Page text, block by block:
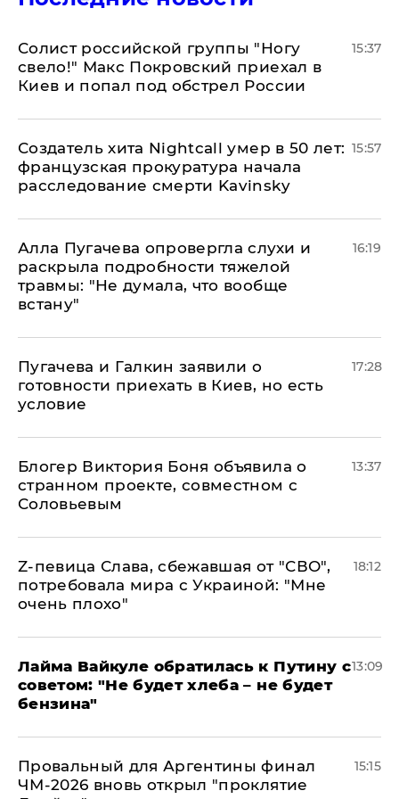
Солист российской группы "Ногу
свело!" Макс Покровский приехал в
Киев и попал под обстрел России
15:37
Создатель хита Nightcall умер в 50 лет:
французская прокуратура начала
расследование смерти Kavinsky
15:57
Алла Пугачева опровергла слухи и
раскрыла подробности тяжелой
травмы: "Не думала, что вообще
встану"
16:19
Пугачева и Галкин заявили о
готовности приехать в Киев, но есть
условие
17:28
Блогер Виктория Боня объявила о
странном проекте, совместном с
Соловьевым
13:37
Z-певица Слава, сбежавшая от "СВО",
потребовала мира с Украиной: "Мне
очень плохо"
18:12
Лайма Вайкуле обратилась к Путину с
советом: "Не будет хлеба – не будет
бензина"
13:09
Провальный для Аргентины финал
ЧМ-2026 вновь открыл "проклятие
15:15